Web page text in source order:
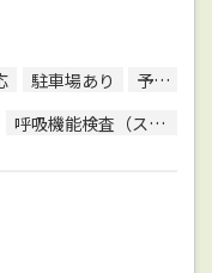
駐車場あり 予約可
呼吸機能検査（スパイロメトリー）